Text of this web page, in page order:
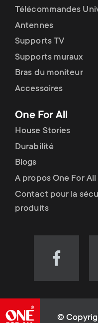
Télécommandes
Antennes
Supports TV
Supports muraux
Bras du moniteur
Accessoires
One For All
House Stories
Durabilité
Blogs
A propos One For All
Contact pour la
produits
Visit
(opens
©